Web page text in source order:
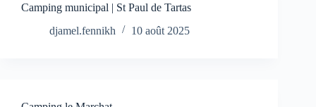
Camping municipal | St Paul de Tartas
djamel.fennikh
10 août 2025